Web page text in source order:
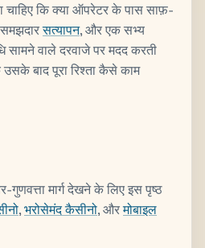
चाहिए कि क्या ऑपरेटर के पास साफ़-
सत्यापन, और एक सभ्य
वाले दरवाजे पर मदद करती
बाद पूरा रिश्ता कैसे काम
गुणवत्ता मार्ग देखने के लिए इस पृष्ठ
,भरोसेमंद कैसीनो, औरमोबाइल